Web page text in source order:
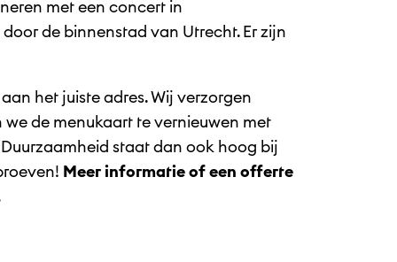
met een concert in
de binnenstad van Utrecht. Er zijn
het juiste adres. Wij verzorgen
we de menukaart te vernieuwen met
staat dan ook hoog bij
Meer informatie of een offerte